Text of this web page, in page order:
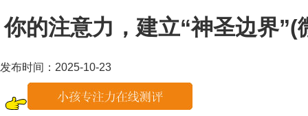
你的注意力，建立“神圣边界
发布时间：2025-10-23